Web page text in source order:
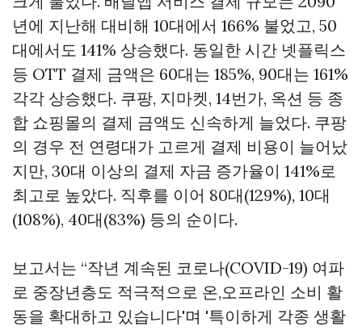
년에 지난해 대비해 10대에서 166% 불었고, 50
대에서도 141% 상승했다. 동일한 시간 넷플릭스
등 OTT 결제 금액은 60대는 185%, 90대는 161%
각각 상승했다. 쿠팡, 지마켓, 14번가, 옥션 등 종
합 쇼핑몰의 결제 금액도 신속하게 늘었다. 쿠팡
의 경우 전 연령대가 고르게 결제 비용이 늘어났
지만, 30대 이상의 결제 자금 증가율이 141%로
최고로 높았다. 직후를 이어 80대(129%), 10대
(108%), 40대(83%) 등의 순이다.
보고서는 “작년 계속된 코로나(COVID-19) 여파
로 중장년층도 적극적으로 온,오프라인 소비 활
동을 확대하고 있습니다'며 '특이하게 각종 생활